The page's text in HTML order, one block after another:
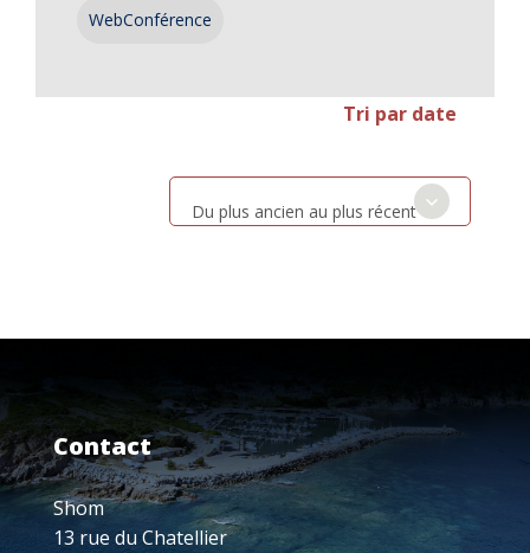
WebConférence
Tri par date
Du plus ancien au plus récent
Contact
Shom
13 rue du Chatellier